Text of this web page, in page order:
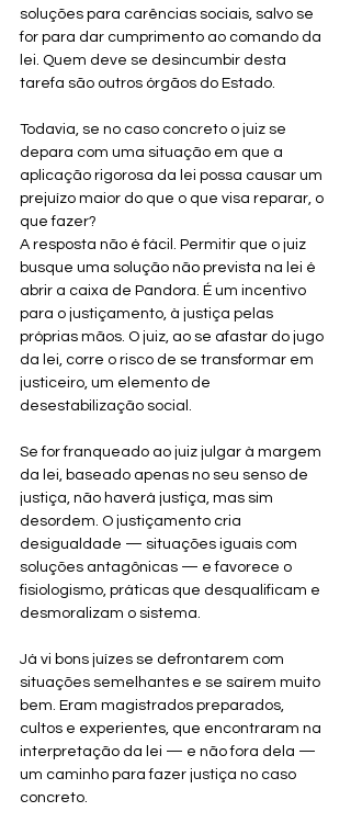
soluções para carências sociais, salvo se
for para dar cumprimento ao comando da
lei. Quem deve se desincumbir desta
tarefa são outros órgãos do Estado.
Todavia, se no caso concreto o juiz se
depara com uma situação em que a
aplicação rigorosa da lei possa causar um
prejuízo maior do que o que visa reparar, o
que fazer?
A resposta não é fácil. Permitir que o juiz
busque uma solução não prevista na lei é
abrir a caixa de Pandora. É um incentivo
para o justiçamento, à justiça pelas
próprias mãos. O juiz, ao se afastar do jugo
da lei, corre o risco de se transformar em
justiceiro, um elemento de
desestabilização social.
Se for franqueado ao juiz julgar à margem
da lei, baseado apenas no seu senso de
justiça, não haverá justiça, mas sim
desordem. O justiçamento cria
desigualdade — situações iguais com
soluções antagônicas — e favorece o
fisiologismo, práticas que desqualificam e
desmoralizam o sistema.
Já vi bons juízes se defrontarem com
situações semelhantes e se saírem muito
bem. Eram magistrados preparados,
cultos e experientes, que encontraram na
interpretação da lei — e não fora dela —
um caminho para fazer justiça no caso
concreto.